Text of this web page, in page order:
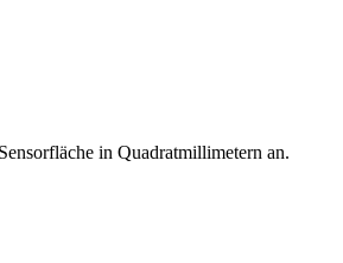
in Quadratmillimetern an.